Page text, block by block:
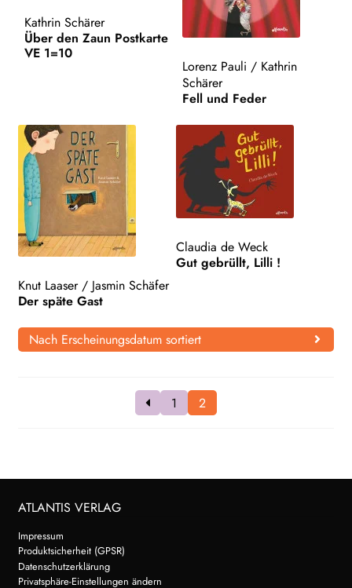
WEITERE VERLAGE
Kathrin Schärer
Über den Zaun Postkarte
VE 1=10
Lorenz Pauli / Kathrin
Schärer
Fell und Feder
Knut Laaser/ Jasmin Schäfer
Der späte Gast
Claudia de Weck
Gut gebrüllt, Lilli !
Nach Erscheinungsdatum sortiert
1 2
ATLANTIS VERLAG
Impressum
Produktsicherheit (GPSR)
Datenschutzerklärung
Privatsphäre-Einstellungen ändern